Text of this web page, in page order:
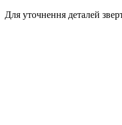
Для уточнення деталей